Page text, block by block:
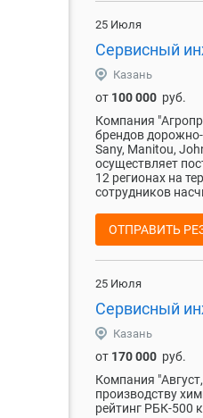
25 Июля
Сервисный
Казань
от 100 000 руб.
Компания
брендов дорожно-
Sany, Manitou,
осуществляет
12 регионах на
сотрудников
ОТПРАВИТЬ
25 Июля
Сервисный
Казань
от 170 000 руб.
Компания
производству
рейтинг РБК-500